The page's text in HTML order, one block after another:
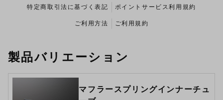
特定商取引法に基づく表記 ポイントサービス利用規約
ご利用方法 ご利用規約
製品バリエーション
マフラースプリングインナーチュ